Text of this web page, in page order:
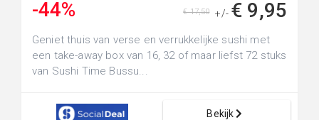
-44% +/- € 9,95
€ 17,50
Geniet thuis van verse en verrukkelijke sushi met
een take-away box van 16, 32 of maar liefst 72 stuks
van Sushi Time Bussu...
Bekijk